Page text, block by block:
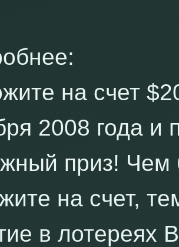
на счет
2008 года и
приз! Чем
на счет,
в лотереях